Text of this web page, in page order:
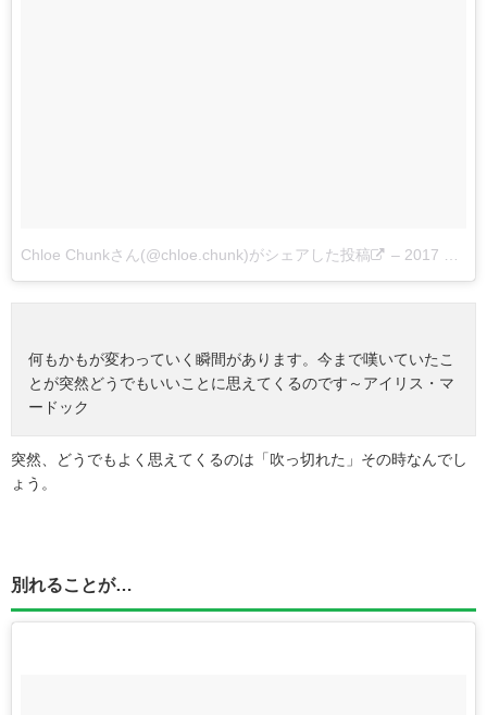
Chloe Chunkさん(@chloe.chunk)がシェアした投稿 – 2017 9月 14 12:04午前 PDT
何もかもが変わっていく瞬間があります。今まで嘆いていたこ
とが突然どうでもいいことに思えてくるのです～アイリス・マ
ードック
突然、どうでもよく思えてくるのは「吹っ切れた」その時なんでし
ょう。
別れることが…